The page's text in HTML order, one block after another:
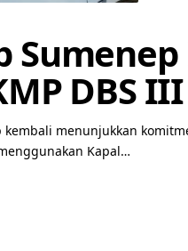
DBS
menunjukkan
Kapal…